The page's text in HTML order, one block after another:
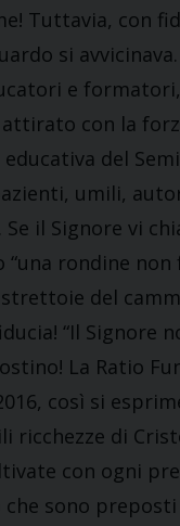
Tuttavia, con
si
e
con la
del
umili,
il Signore vi
rondine non
strettoie del
“Il Signore
La Ratio
così si
di
con ogni
che sono